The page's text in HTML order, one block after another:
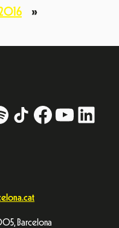
»
TikTokFacebook
Barcelona